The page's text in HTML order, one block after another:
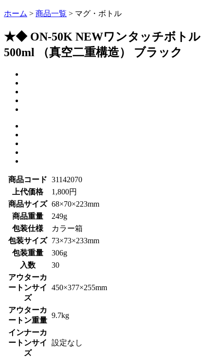
ホーム > 商品一覧 > マグ・ボトル
★◆ ON-50K NEWワンタッチボトル
500ml （真空二重構造） ブラック
商品コード 31142070
上代価格
1,800円
商品サイズ 68×70×223mm
商品重量
249g
包装仕様
カラー箱
包装サイズ
73×73×233mm
包装重量
306g
入数
30
アウターカ
ートンサイ
ズ
450×377×255mm
アウターカ
ートン重量
9.7kg
インナーカ
ートンサイ
ズ
設定なし